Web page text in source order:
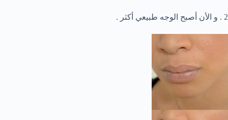
2 . و الأن أصبح الوجه طبيعي أكثر .